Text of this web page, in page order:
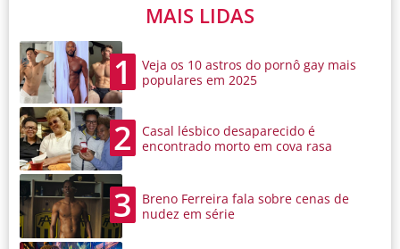
MAIS LIDAS
1
Veja os 10 astros do pornô gay mais
populares em 2025
2
Casal lésbico desaparecido é
encontrado morto em cova rasa
3
Breno Ferreira fala sobre cenas de
nudez em série